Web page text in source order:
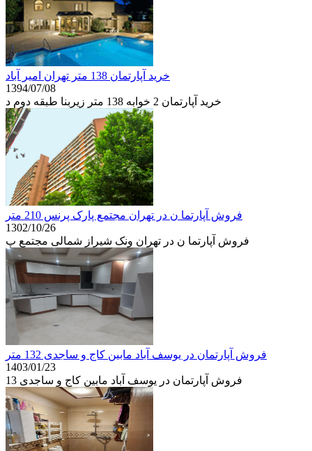
خرید آپارتمان 138 متر تهران امیر آباد
1394/07/08
خرید آپارتمان 2 خوابه 138 متر زیربنا طبقه دوم د
فروش آپارتما ن در تهران مجتمع پارک پرنس 210 متر
1302/10/26
فروش آپارتما ن در تهران ونک شیراز شمالی مجتمع پ
فروش آپارتمان در یوسف آباد مابین کاج و ساجدی 132 متر
1403/01/23
فروش آپارتمان در یوسف آباد مابین کاج و ساجدی 13